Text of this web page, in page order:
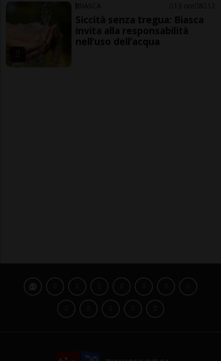
BIASCA 13 ore 8 12
Siccità senza tregua: Biasca
invita alla responsabilità
nell’uso dell’acqua